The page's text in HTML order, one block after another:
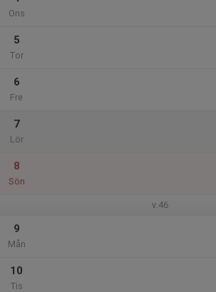
Ons
5
Tor
6
Fre
7
Lör
8
Sön
v.46
9
Mån
10
Tis